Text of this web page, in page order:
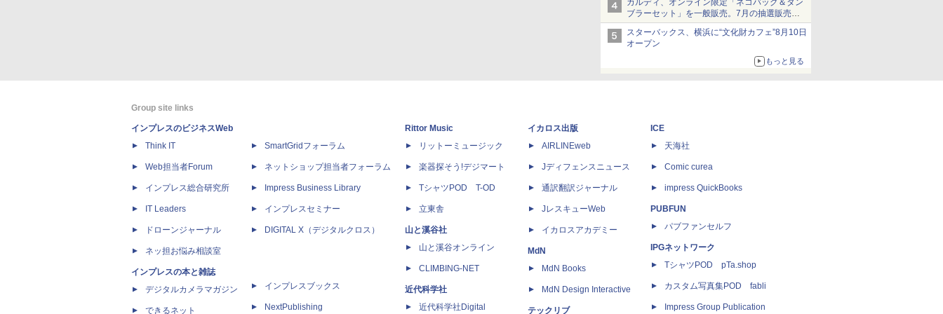
カルディ、オンライン限定「ネコバッグ＆タン
ブラーセット」を一般販売。7月の抽選販売の
当選無効分
スターバックス、横浜に“文化財カフェ”8月10日
オープン
もっと見る
Group site links
インプレスのビジネスWeb
Think IT
Web担当者Forum
インプレス総合研究所
IT Leaders
ドローンジャーナル
ネッ担お悩み相談室
インプレスの本と雑誌
デジタルカメラマガジン
できるネット
SmartGridフォーラム
ネットショップ担当者フォーラム
Impress Business Library
インプレスセミナー
DIGITAL X（デジタルクロス）
インプレスブックス
NextPublishing
Rittor Music
リットーミュージック
楽器探そう!デジマート
TシャツPOD T-OD
立東舎
山と溪谷社
山と溪谷オンライン
CLIMBING-NET
近代科学社
近代科学社Digital
イカロス出版
AIRLINEweb
Jディフェンスニュース
通訳翻訳ジャーナル
JレスキューWeb
イカロスアカデミー
MdN
MdN Books
MdN Design Interactive
テックリブ
ICE
天海社
Comic curea
impress QuickBooks
PUBFUN
パブファンセルフ
IPGネットワーク
TシャツPOD pTa.shop
カスタム写真集POD fabli
Impress Group Publication